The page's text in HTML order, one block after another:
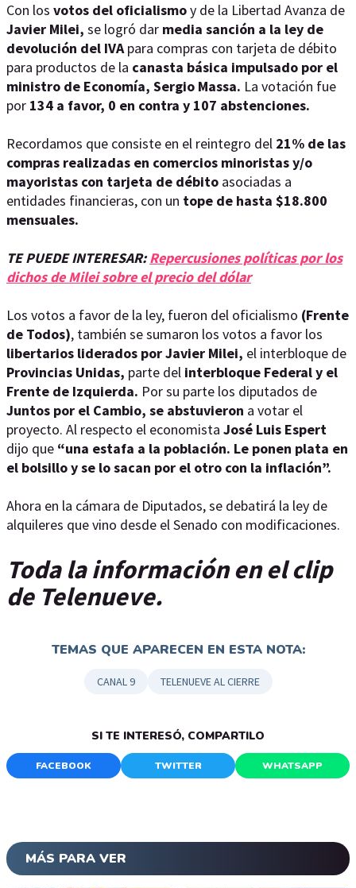
Con los votos del oficialismoy de la Libertad Avanza de
Javier Milei, se logró dar media sanción a la ley de
devolución del IVApara compras con tarjeta de débito
para productos de la canasta básica impulsado por el
ministro de Economía, Sergio Massa. La votación fue
por 134 a favor, 0 en contra y 107 abstenciones.
Recordamos que consiste en el reintegro del 21% de las
compras realizadas en comercios minoristas y/o
mayoristas con tarjeta de débito asociadas a
entidades financieras, con un tope de hasta $18.800
mensuales.
TE PUEDE INTERESAR:Repercusiones políticas por los
dichos de Milei sobre el precio del dólar
Los votos a favor de la ley, fueron del oficialismo (Frente
de Todos), también se sumaron los votos a favor los
libertarios liderados por Javier Milei, el interbloque de
Provincias Unidas, parte del interbloque Federal y el
Frente de Izquierda. Por su parte los diputados de
Juntos por el Cambio, se abstuvieron a votar el
proyecto. Al respecto el economista José Luis Espert
dijo que “una estafa a la población. Le ponen plata en
el bolsillo y se lo sacan por el otro con la inflación”.
Ahora en la cámara de Diputados, se debatirá la ley de
alquileres que vino desde el Senado con modificaciones.
Toda la información en el clip
de Telenueve.
TEMAS QUE APARECEN EN ESTA NOTA:
CANAL 9 TELENUEVE AL CIERRE
SI TE INTERESÓ, COMPARTILO
FACEBOOK TWITTER WHATSAPP
MÁS PARA VER